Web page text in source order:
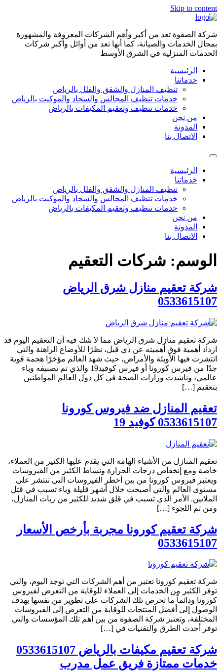
Skip to content
شركة الصفوة تعد من أكبر وأهم الشركات المعروفة والمشهورة
بمجال الخدمات والصيانة، كما أنها تعد من أوائل وأكبر شركات
الخدمات المنزلية في الشرق الأوسط
الرئيسية
خدماتنا
تنظيف المنازل والشقق والفلل بالرياض
خدمات تنظيف المجالس والسجاد والموكيت بالرياض
خدمات تنظيف وتعقيم المكيفات بالرياض
من نحن
المدونة
الاتصال بنا
الرئيسية
خدماتنا
تنظيف المنازل والشقق والفلل بالرياض
خدمات تنظيف المجالس والسجاد والموكيت بالرياض
خدمات تنظيف وتعقيم المكيفات بالرياض
من نحن
المدونة
الاتصال بنا
الوسم: شركات التعقيم
شركة تعقيم منازل شرق الرياض
0533615107
شركة تعقيم منازل شرق الرياض مما لا شك فيه أن التعقيم اليوم قد
ازداد أهمية فوق أهميته عن ذي قبل، نظرًا للأوضاع الراهنة والتي
انتشرت فيها الأوبئة والأمراض، حيث شهد العالم مؤخرًا هجمة قوية
جدًا من فيرس كورونا أو فيرس كوفيد19 والذي تم تصنيفه وباء
عالمي، وناشدت وزارات الصحة في كل دول العالم المواطنين
بتعقيم […]
تعقيم المنازل ضد فيروس كورونا
0533615107 كوفيد 19
تعقيم المنازل من الأشياء الهامة التي يقدم عليها الكثير من العملاء،
خاصة ومع إنخفاض درجات الحرارة ونشاط الكثير من الفيروسات
ويعتبر فيروس كورونا من بين أخطر الفيروسات التي تنتشر على
مستوى العالم والتي أصبحت خلال أشهر قليلة وباء تسبب في قتل
الملايين. الأمر الذي تسبب في قلق شديد للكثير من ربات المنازل،
ومن ثم اللجوء […]
شركة تعقيم كورونا مجربة بأرخص الأسعار
0533615107
شركة تعقيم كورونا تعتبر من أهم الشركات التي توجد اليوم، والتي
توفر الكثير من الخدمات إلى العملاء للوقاية من التعرض لفيروس
كورونا ودائماً ما تحرص تلك الشركات على تطوير من نفسها بهدف
الوصول إلى أفضل المنتجات للوقاية من التعرض إلى الفيروسات
المختلفة، وتعتبر شركة الصفوة من بين أهم تلك المؤسسات والتي
توفر أحدث الطرق والتقنيات في […]
شركة تعقيم مكيفات بالرياض 0533615107
خدمات ممتازة فريق عمل مدرب